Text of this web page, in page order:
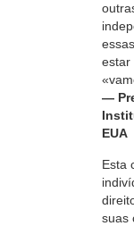
estar
—
EUA
Esta
suas